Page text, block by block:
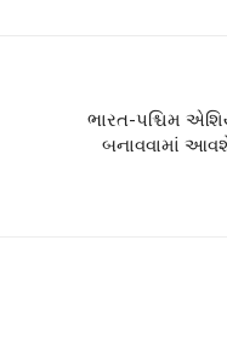
ભારત-પશ્ચિમ
બનાવવામાં